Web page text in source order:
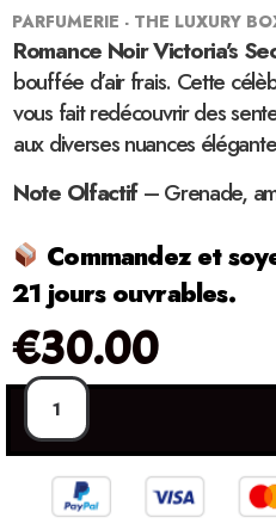
PARFUMERIE - THE LUXURY
Romance Noir Victoria’s
bouffée d’air frais. Cette
vous fait redécouvrir des
aux diverses nuances
Note Olfactif– Grenade,
Commandez et
21 jours ouvrables.
€30.00